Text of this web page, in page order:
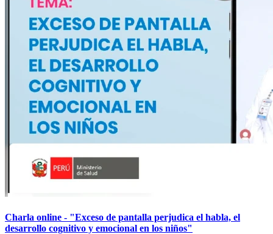
Charla online - "Exceso de pantalla perjudica el habla, el
desarrollo cognitivo y emocional en los niños"